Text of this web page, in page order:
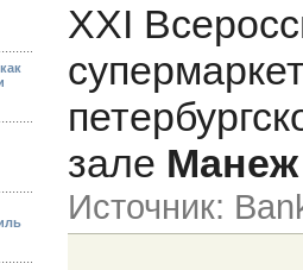
XXI
зале Манеж
Источник: